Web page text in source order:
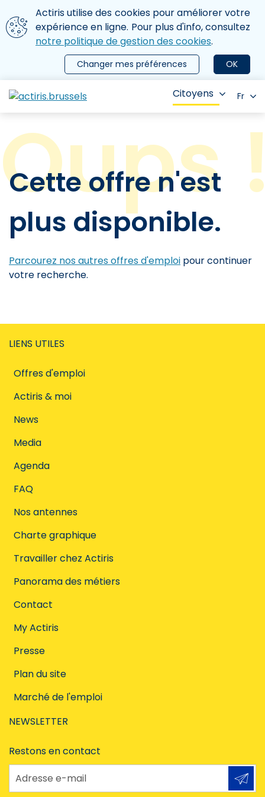
Aller au contenu principal
Nous utilisons des cookies
Actiris utilise des cookies pour améliorer votre
expérience en ligne. Pour plus d'info, consultez
notre politique de gestion des cookies.
OK
Changer mes préférences
le menu
Citoyens Fr
Cette offre n'est
plus disponible.
Parcourez nos autres offres d'emploi pour continuer
votre recherche.
LIENS UTILES
Offres d'emploi
Actiris & moi
News
Media
Agenda
FAQ
Nos antennes
Charte graphique
Travailler chez Actiris
Panorama des métiers
Contact
My Actiris
Presse
Plan du site
Marché de l'emploi
NEWSLETTER
Restons en contact
Adresse e-mail